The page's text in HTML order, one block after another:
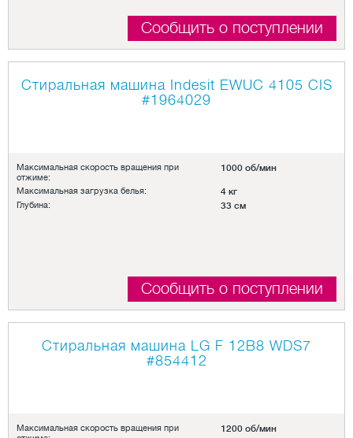
Сообщить о поступлении
Стиральная машина Indesit EWUC 4105 CIS
#1964029
Максимальная скорость вращения при
отжиме:
1000 об/мин
Максимальная загрузка белья: 4 кг
Глубина: 33 см
Сообщить о поступлении
Стиральная машина LG F 12B8 WDS7
#854412
Максимальная скорость вращения при
1200 об/мин